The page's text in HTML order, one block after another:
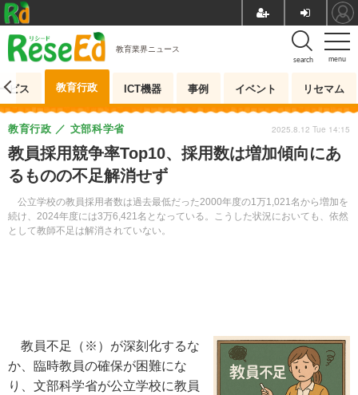
menu
search
教育業界ニュース
ビス 教育行政 ICT機器 事例 イベント リセマム
教員採用競争率Top10、採用数は増加傾向にあ
るものの不足解消せず
公立学校の教員採用者数は過去最低だった2000年度の1万1,021名から増加を
続け、2024年度には3万6,421名となっている。こうした状況においても、依然
として教師不足は解消されていない。
教育行政 文部科学省 2025.8.12 Tue 14:15
教員不足（※）が深刻化するな
か、臨時教員の確保が困難にな
り、文部科学省が公立学校に教員